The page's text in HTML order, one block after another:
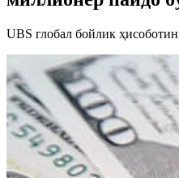
UBS глобал бойлик